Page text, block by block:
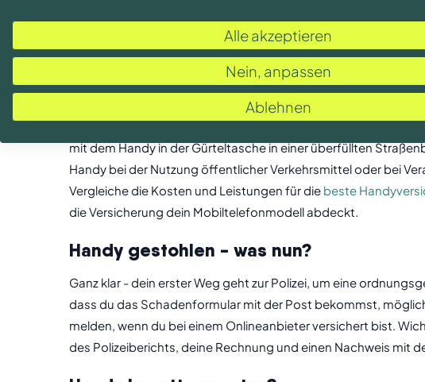
Über die Vorteile und Nachteile könnte man lange
sind Service und die Schadenbearbeitung genauso wichtig,
Bedingungen für den Versicherungsschutz
Versicherungsvertrag ist nicht gleich Versicherungsvertrag,
. Dieser
mit dem Handy in der Gürteltasche in einer überfüllten
Handy bei der Nutzung öffentlicher Verkehrsmittel oder bei
Vergleiche die Kosten und Leistungen für die beste
die Versicherung dein Mobiltelefonmodell abdeckt.
Handy gestohlen - was nun?
Ganz klar - dein erster Weg geht zur Polizei, um eine
dass du das Schadenformular mit der Post bekommst,
melden, wenn du bei einem Onlineanbieter versichert bist.
des Polizeiberichts, deine Rechnung und einen Nachweis mit
Alle akzeptieren
Nein, anpassen
Ablehnen